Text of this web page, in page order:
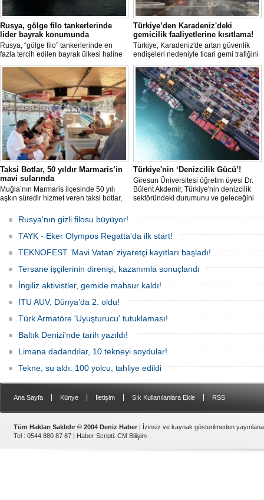
Rusya, gölge filo tankerlerinde
lider bayrak konumunda
Rusya, “gölge filo” tankerlerinde en
fazla tercih edilen bayrak ülkesi haline
geldi. Yaptırım baskısının artmasıyla
birlikte çok sayıda tanker Rus bayrağına
geçerken, bu durum küresel denizcilik
yaptırımlarının uygulanması açısından
yeni bir tablo ortaya koyuyor.
Türkiye’den Karadeniz'deki
gemicilik faaliyetlerine kısıtlama!
Türkiye, Karadeniz'de artan güvenlik
endişeleri nedeniyle ticari gemi trafiğini
kısıtlamaya başladı. Bu durum,
bölgedeki gıda güvenliğini tehdit ediyor.
Taksi Botlar, 50 yıldır Marmaris’in
mavi sularında
Muğla’nın Marmaris ilçesinde 50 yılı
aşkın süredir hizmet veren taksi botlar,
amacıyla kullanılmaya devam ediyor.
Türkiye'nin ‘Denizcilik Gücü’!
Giresun Üniversitesi öğretim üyesi Dr.
Bülent Akdemir, Türkiye'nin denizcilik
sektöründeki durumunu ve geleceğini
Rusya'nın gizli filosu büyüyor!
TAYK - Eker Olympos Regatta'da ilk start!
TEKNOFEST ‘Mavi Vatan’ ziyaretçi kayıtları başladı!
Tersane işçilerinin direnişi, kazanımla sonuçlandı
İngiliz aktivistler, gemide mahsur kaldı!
İTU AUV, Dünya’da 2. oldu!
Türk Armatöre 'Uyuşturucu' tutuklaması!
Baltık Denizi'nde tarih yazıldı!
Limana dadandılar, 10 tekneyi soydular!
Tekne, su aldı: 100 yolcu, tahliye edildi
Ana Sayfa Künye İletişim Sık Kullanılanlara Ekle RSS
Tüm Hakları Saklıdır © 2004 Deniz Haber | İzinsiz ve kaynak gösterilmeden
Tel : 0544 880 87 87 | Haber Scripti: CM Bilişim